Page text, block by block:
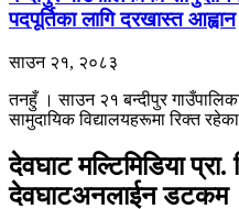
पदपूर्तिका लागि दरखास्त आह्वान
साउन २१, २०८३
तनहुँ । साउन २१ बन्दीपुर
सामुदायिक विद्यालयहरूमा रिक्त
देवघाट मल्टिमिडिया प्रा.
देवघाटअनलाईन डटकम